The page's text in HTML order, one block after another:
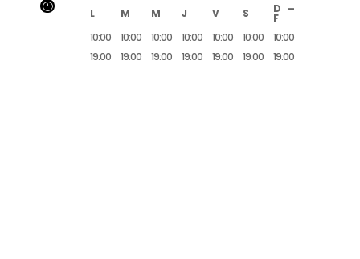
L M M J V S D –
F
10:00
19:00
10:00
19:00
10:00
19:00
10:00
19:00
10:00
19:00
10:00
19:00
10:00
19:00
}